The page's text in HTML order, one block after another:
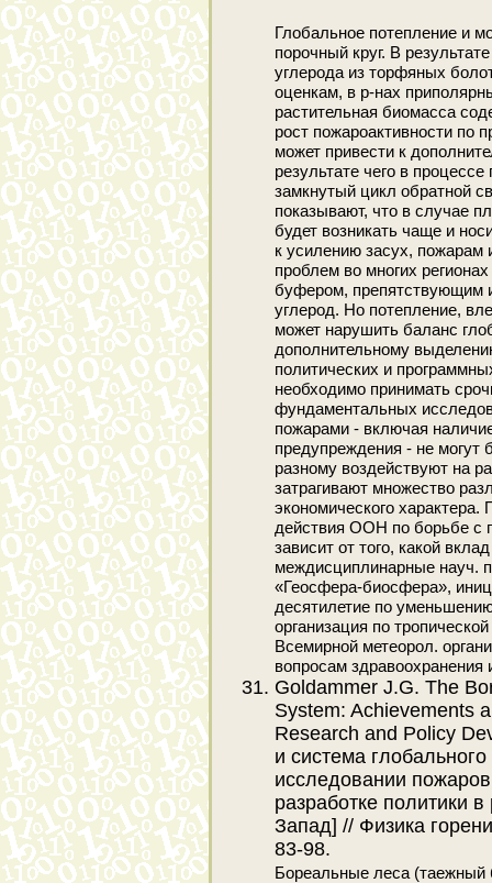
Глобальное потепление и
порочный круг. В
углерода из торфяных
оценкам, в р-нах
растительная биомасса
рост пожароактивности по
может привести к
результате чего в
замкнутый цикл обратной
показывают, что в случае
будет возникать чаще и
к усилению засух, пожарам
проблем во многих
буфером, препятствующим
углерод. Но потепление,
может нарушить баланс
дополнительному
политических и
необходимо принимать
фундаментальных
пожарами - включая
предупреждения - не
разному воздействуют на
затрагивают множество
экономического
действия ООН по борьбе с
зависит от того, какой
междисциплинарные науч.
«Геосфера-биосфера»,
десятилетие по
организация по
Всемирной метеорол.
вопросам
Goldammer J.G. The
System: Achievements
Research and Policy
и система
исследовании
разработке политики
Запад] // Физика
83-98.
Бореальные леса (таежный